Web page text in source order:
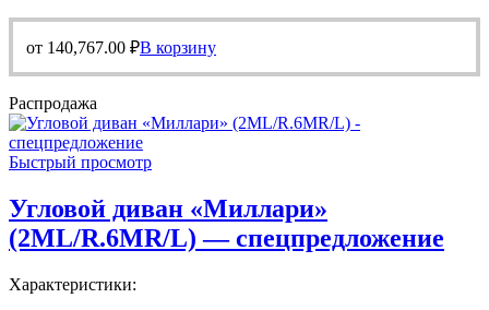
от 140,767.00 ₽В корзину
Распродажа
Быстрый просмотр
Угловой диван «Миллари»
(2ML/R.6MR/L) — спецпредложение
Характеристики: